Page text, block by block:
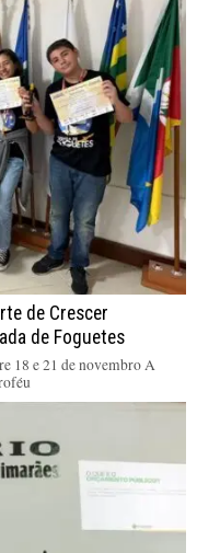
de Crescer
de Foguetes
18 e 21 de novembro A